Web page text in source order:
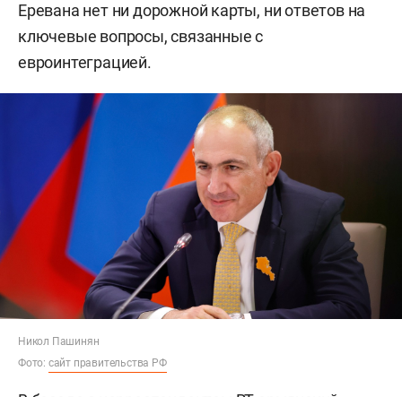
Еревана нет ни дорожной карты, ни ответов на
ключевые вопросы, связанные с
евроинтеграцией.
Никол Пашинян
Фото: сайт правительства РФ